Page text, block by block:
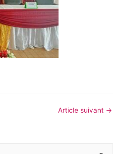
Article suivant →